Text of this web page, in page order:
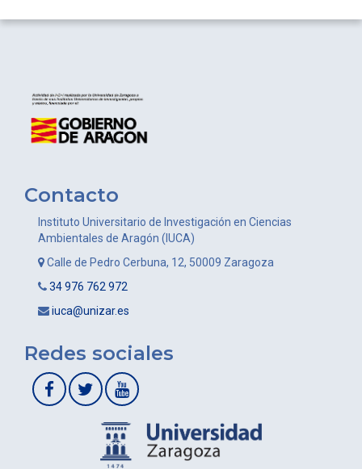
entradas
Contacto
Instituto Universitario de Investigación en Ciencias
Ambientales de Aragón (IUCA)
Calle de Pedro Cerbuna, 12, 50009 Zaragoza
34 976 762 972
iuca@unizar.es
Redes sociales